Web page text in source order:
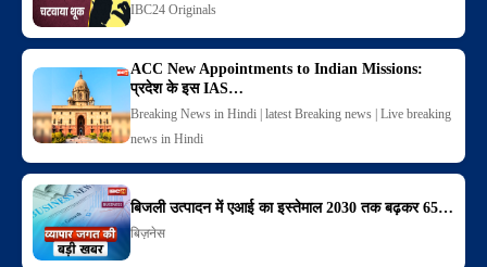
IBC24 Originals
ACC New Appointments to Indian Missions:
प्रदेश के इस IAS…
Breaking News in Hindi | latest Breaking news | Live breaking
news in Hindi
बिजली उत्पादन में एआई का इस्तेमाल 2030 तक बढ़कर 65…
बिज़नेस